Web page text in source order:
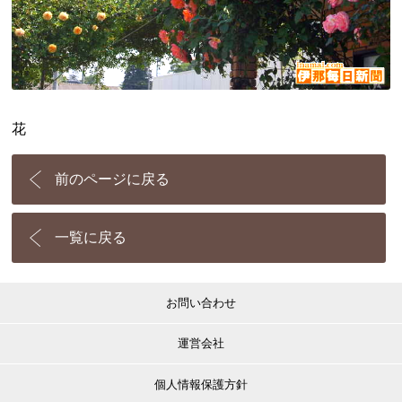
花
前のページに戻る
一覧に戻る
お問い合わせ
運営会社
個人情報保護方針